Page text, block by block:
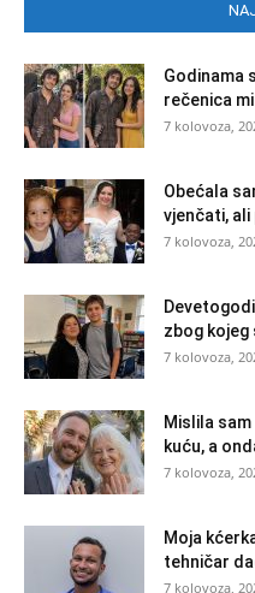
Godinama
rečenica
7 kolovoza,
Obećala
vjenčati,
7 kolovoza,
zbog kojeg
7 kolovoza,
Mislila
kuću, a
7 kolovoza,
Moja
tehničar
7 kolovoza,